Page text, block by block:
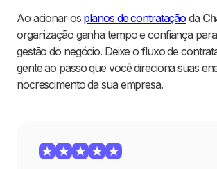
Ao acionar os planos de contratação da
organização ganha tempo e confiança
gestão do negócio. Deixe o fluxo de
gente ao passo que você direciona suas
nocrescimento da sua empresa.